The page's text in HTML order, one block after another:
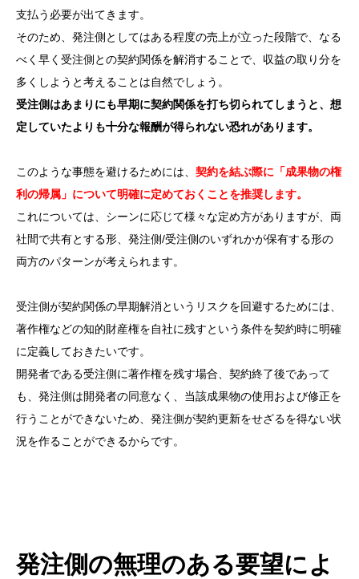
支払う必要が出てきます。
そのため、発注側としてはある程度の売上が立った段階で、なる
べく早く受注側との契約関係を解消することで、収益の取り分を
多くしようと考えることは自然でしょう。
受注側はあまりにも早期に契約関係を打ち切られてしまうと、想
定していたよりも十分な報酬が得られない恐れがあります。
このような事態を避けるためには、 契約を結ぶ際に「成果物の権
利の帰属」について明確に定めておくことを推奨します。
これについては、シーンに応じて様々な定め方がありますが、両
社間で共有とする形、発注側/受注側のいずれかが保有する形の
両方のパターンが考えられます。
受注側が契約関係の早期解消というリスクを回避するためには、
著作権などの知的財産権を自社に残すという条件を契約時に明確
に定義しておきたいです。
開発者である受注側に著作権を残す場合、契約終了後であって
も、発注側は開発者の同意なく、当該成果物の使用および修正を
行うことができないため、発注側が契約更新をせざるを得ない状
況を作ることができるからです。
発注側の無理のある要望によ